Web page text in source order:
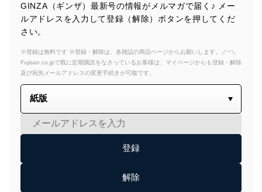
GINZA（ギンザ）最新号の情報がメルマガで届く♪ メー
ルアドレスを入力して登録（解除）ボタンを押してくだ
さい。
※登録は無料です ※登録・解除は、各雑誌の商品ページからお願いします。／~＼
Fujisan.co.jpで既に定期購読をなさっているお客様は、マイページからも登録・解除
及び宛先メールアドレスの変更手続きが可能です。